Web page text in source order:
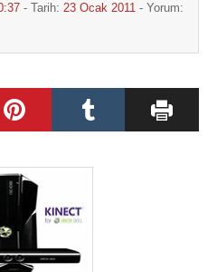
- Tarih: 23 Ocak 2011 - Yorum: